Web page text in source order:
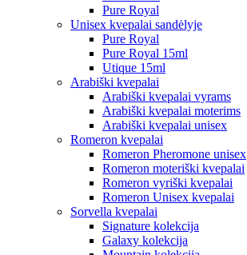
Pure Royal
Unisex kvepalai sandėlyje
Pure Royal
Pure Royal 15ml
Utique 15ml
Arabiški kvepalai
Arabiški kvepalai vyrams
Arabiški kvepalai moterims
Arabiški kvepalai unisex
Romeron kvepalai
Romeron Pheromone unisex
Romeron moteriški kvepalai
Romeron vyriški kvepalai
Romeron Unisex kvepalai
Sorvella kvepalai
Signature kolekcija
Galaxy kolekcija